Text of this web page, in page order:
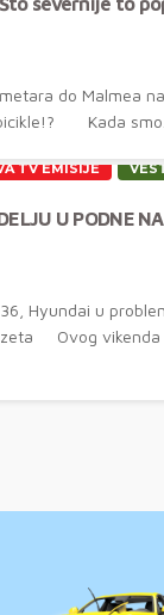
do Malmea
Kada smo...
TV EMISIJE
U PODNE
Hyundai u
Ovog vikenda